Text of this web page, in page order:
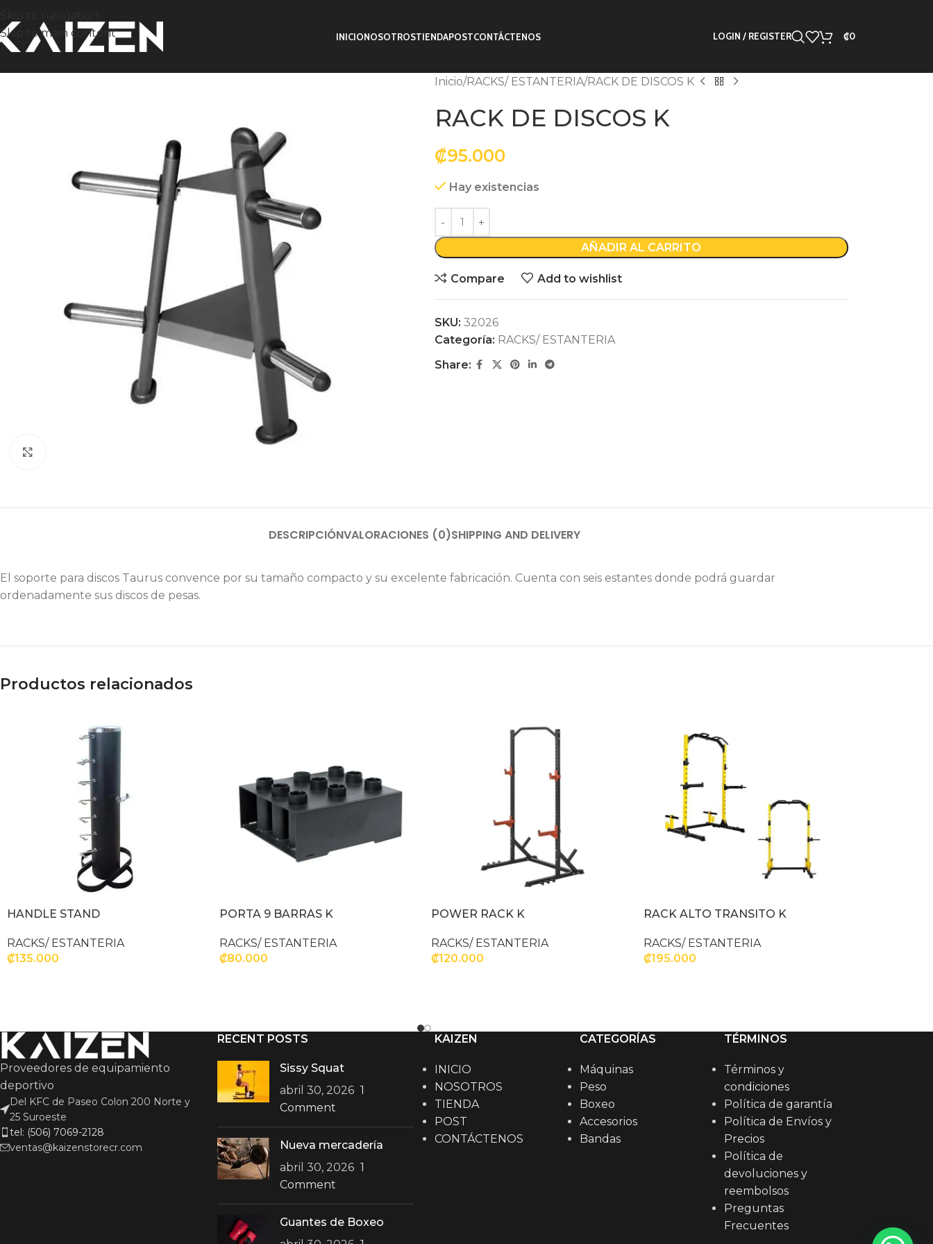
Skip to main content
INICIONOSOTROSTIENDAPOSTCONTÁCTENOS LOGIN / REGISTER ₡0
Inicio RACKS/ ESTANTERIA RACK DE DISCOS K
RACK DE DISCOS K
₡95.000
Hay existencias
AÑADIR AL CARRITO
Compare Add to wishlist
SKU: 32026
Categoría: RACKS/ ESTANTERIA
Share:
DESCRIPCIÓNVALORACIONES (0)SHIPPING AND DELIVERY
El soporte para discos Taurus convence por su tamaño compacto y su excelente fabricación. Cuenta con seis estantes donde podrá guardar
ordenadamente sus discos de pesas.
Productos relacionados
HANDLE STAND
RACKS/ ESTANTERIA
₡135.000
PORTA 9 BARRAS K
RACKS/ ESTANTERIA
₡80.000
POWER RACK K
RACKS/ ESTANTERIA
₡120.000
RACK ALTO TRANSITO K
RACKS/ ESTANTERIA
₡195.000
Proveedores de equipamiento
deportivo
Del KFC de Paseo Colon 200 Norte y
25 Suroeste
tel: (506) 7069-2128
ventas@kaizenstorecr.com
RECENT POSTS
Sissy Squat
abril 30, 2026 1
Comment
Nueva mercadería
abril 30, 2026 1
Comment
Guantes de Boxeo
KAIZEN
INICIO
NOSOTROS
TIENDA
POST
CONTÁCTENOS
CATEGORÍAS
Máquinas
Peso
Boxeo
Accesorios
Bandas
TÉRMINOS
Términos y
condiciones
Política de garantía
Política de Envíos y
Precios
Política de
devoluciones y
reembolsos
Preguntas
Frecuentes
1